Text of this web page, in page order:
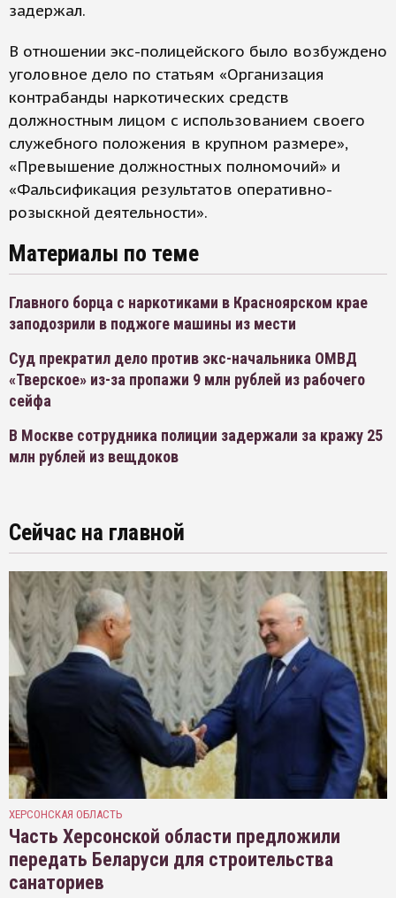
задержал.
В отношении экс-полицейского было возбуждено
уголовное дело по статьям «Организация
контрабанды наркотических средств
должностным лицом с использованием своего
служебного положения в крупном размере»,
«Превышение должностных полномочий» и
«Фальсификация результатов оперативно-
розыскной деятельности».
Материалы по теме
Главного борца с наркотиками в Красноярском крае
заподозрили в поджоге машины из мести
Суд прекратил дело против экс-начальника ОМВД
«Тверское» из-за пропажи 9 млн рублей из рабочего
сейфа
В Москве сотрудника полиции задержали за кражу 25
млн рублей из вещдоков
Сейчас на главной
ХЕРСОНСКАЯ ОБЛАСТЬ
Часть Херсонской области предложили
передать Беларуси для строительства
санаториев